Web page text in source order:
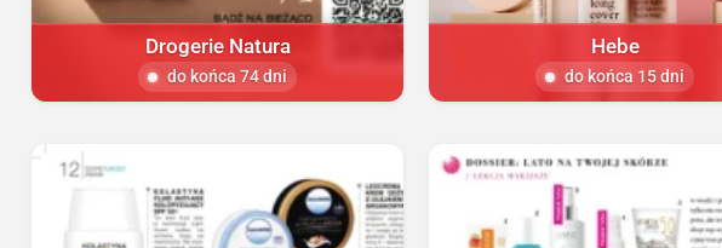
Drogerie Natura
do końca 74 dni
Hebe
do końca 15 dni